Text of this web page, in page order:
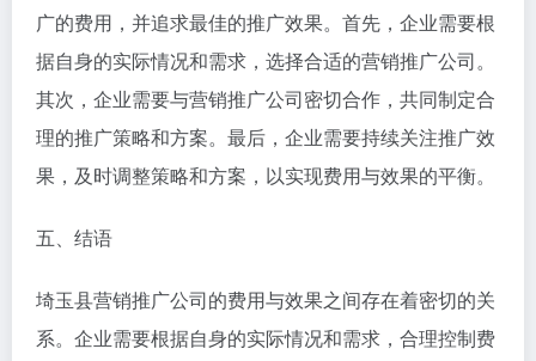
广的费用，并追求最佳的推广效果。首先，企业需要根
据自身的实际情况和需求，选择合适的营销推广公司。
其次，企业需要与营销推广公司密切合作，共同制定合
理的推广策略和方案。最后，企业需要持续关注推广效
果，及时调整策略和方案，以实现费用与效果的平衡。
五、结语
埼玉县营销推广公司的费用与效果之间存在着密切的关
系。企业需要根据自身的实际情况和需求，合理控制费